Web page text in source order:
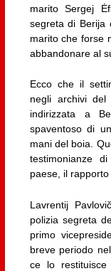
marito Sergej
segreta di Berija
marito che forse
abbandonare al
Ecco che il
negli archivi
indirizzata a
spaventoso di
mani del boia.
testimonianze
paese, il
Lavrentij
polizia segreta
primo
breve periodo
ce lo restituisce